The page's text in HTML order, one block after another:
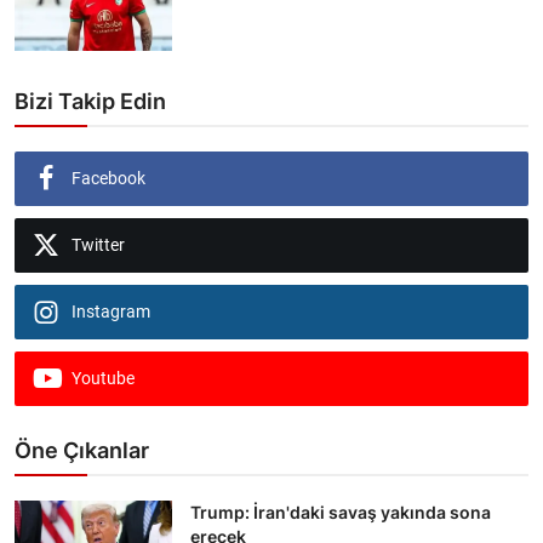
Bizi Takip Edin
Facebook
Twitter
Instagram
Youtube
Öne Çıkanlar
Trump: İran'daki savaş yakında sona
erecek